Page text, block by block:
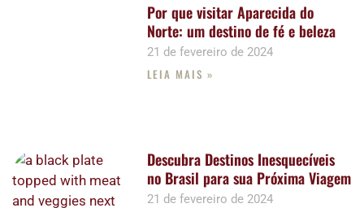
Por que visitar Aparecida do
Norte: um destino de fé e beleza
21 de fevereiro de 2024
LEIA MAIS »
Descubra Destinos Inesquecíveis
no Brasil para sua Próxima Viagem
21 de fevereiro de 2024